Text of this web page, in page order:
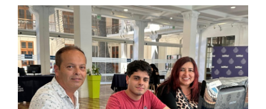
Académicos
Funcionarios
Alumni
English